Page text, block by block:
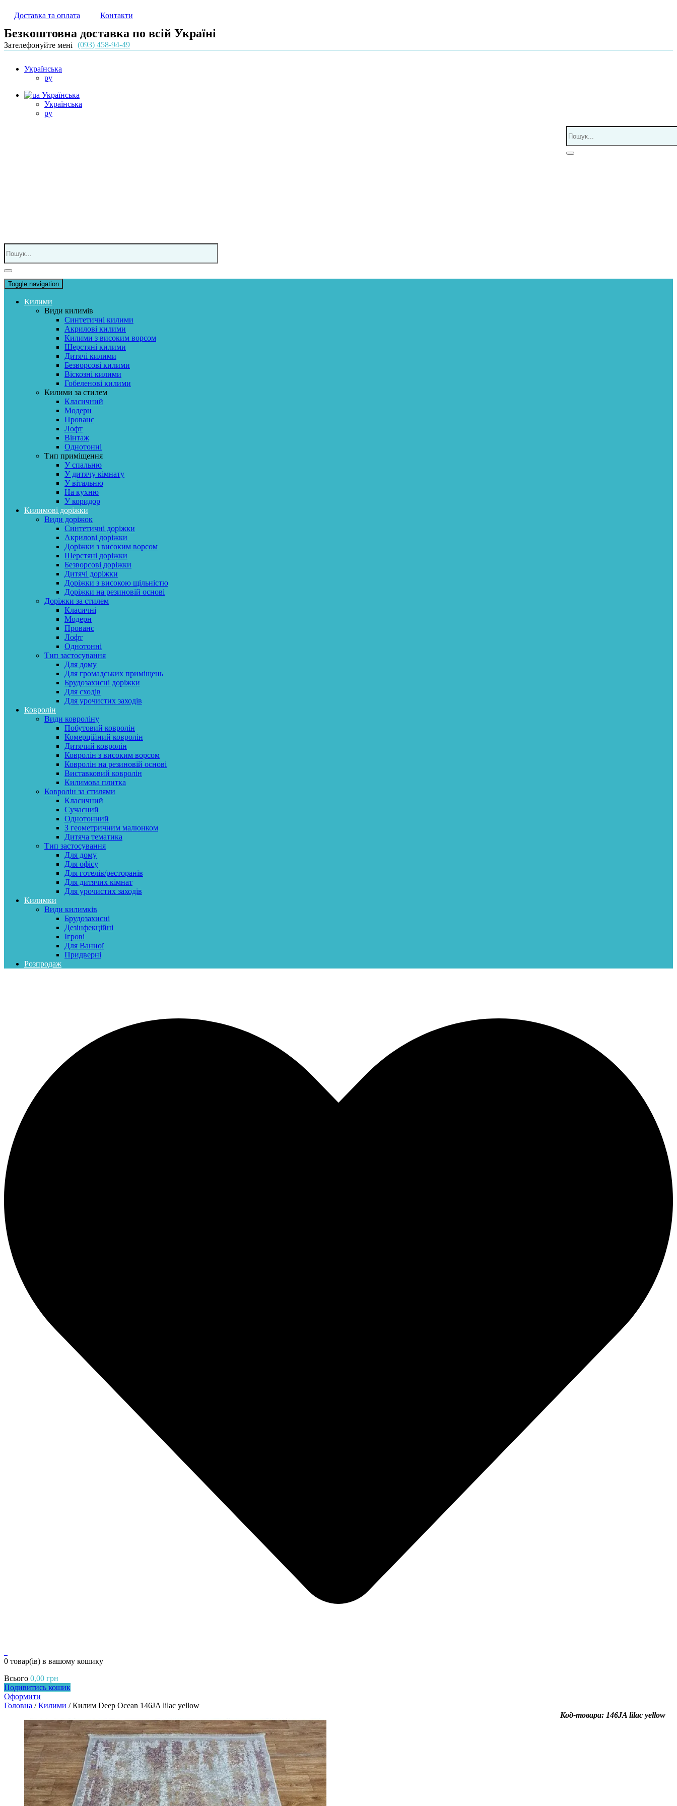
Доставка та оплата Контакти
Безкоштовна доставка по всій Україні
Зателефонуйте мені (093) 458-94-49
Українська
ру
Українська
Українська
ру
Toggle navigation
Килими
Види килимів
Синтетичні килими
Акрилові килими
Килими з високим ворсом
Шерстяні килими
Дитячі килими
Безворсові килими
Віскозні килими
Гобеленові килими
Килими за стилем
Класичний
Модерн
Прованс
Лофт
Вінтаж
Однотонні
Тип приміщення
У спальню
У дитячу кімнату
У вітальню
На кухню
У коридор
Килимові доріжки
Види доріжок
Синтетичні доріжки
Акрилові доріжки
Доріжки з високим ворсом
Шерстяні доріжки
Безворсові доріжки
Дитячі доріжки
Доріжки з високою щільністю
Доріжки на резиновій основі
Доріжки за стилем
Класичні
Модерн
Прованс
Лофт
Однотонні
Тип застосування
Для дому
Для громадських приміщень
Брудозахисні доріжки
Для сходів
Для урочистих заходів
Ковролін
Види ковроліну
Побутовий ковролін
Комерційний ковролін
Дитячий ковролін
Ковролін з високим ворсом
Ковролін на резиновій основі
Виставковий ковролін
Килимова плитка
Ковролін за стилями
Класичний
Сучасний
Однотонний
З геометричним малюнком
Дитяча тематика
Тип застосування
Для дому
Для офісу
Для готелів/ресторанів
Для дитячих кімнат
Для урочистих заходів
Килимки
Види килимків
Брудозахисні
Дезінфекційні
Ігрові
Для Ванної
Придверні
Розпродаж
0 товар(ів) в вашому кошику
Всього 0,00 грн
Подивитись кошик
Оформити
Головна /Килими / Килим Deep Ocean 146JA lilac yellow
Код-товара: 146JA lilac yellow